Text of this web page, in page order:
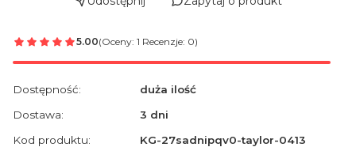
5.00(Oceny: 1 Recenzje: 0)
Dostępność:
duża ilość
Dostawa:
3 dni
Kod produktu:
KG-27sadnipqv0-taylor-0413